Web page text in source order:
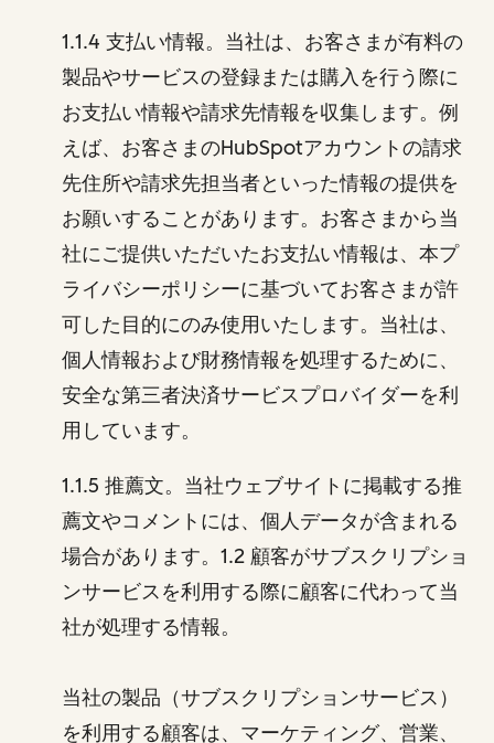
1.1.4 支払い情報。当社は、お客さまが有料の
製品やサービスの登録または購入を行う際に
お支払い情報や請求先情報を収集します。例
えば、お客さまのHubSpotアカウントの請求
先住所や請求先担当者といった情報の提供を
お願いすることがあります。お客さまから当
社にご提供いただいたお支払い情報は、本プ
ライバシーポリシーに基づいてお客さまが許
可した目的にのみ使用いたします。当社は、
個人情報および財務情報を処理するために、
安全な第三者決済サービスプロバイダーを利
用しています。
1.1.5 推薦文。当社ウェブサイトに掲載する推
薦文やコメントには、個人データが含まれる
場合があります。1.2 顧客がサブスクリプショ
ンサービスを利用する際に顧客に代わって当
社が処理する情報。
当社の製品（サブスクリプションサービス）
を利用する顧客は、マーケティング、営業、